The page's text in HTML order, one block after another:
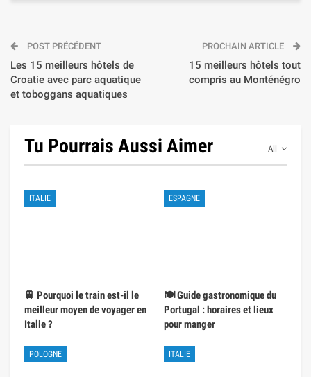
POST PRÉCÉDENT
Les 15 meilleurs hôtels de
Croatie avec parc aquatique
et toboggans aquatiques
PROCHAIN ARTICLE
15 meilleurs hôtels tout
compris au Monténégro
All
Tu Pourrais Aussi Aimer
ITALIE
🚆 Pourquoi le train est-il le
meilleur moyen de voyager en
Italie ?
ESPAGNE
🍽️ Guide gastronomique du
Portugal : horaires et lieux
pour manger
POLOGNE ITALIE